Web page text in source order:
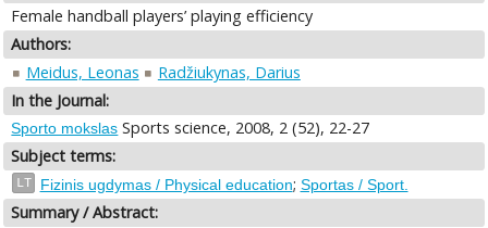
Female handball players’ playing efficiency
Authors:
Meidus, Leonas
Radžiukynas, Darius
In the Journal:
Sporto mokslas Sports science, 2008, 2 (52), 22-27
Subject terms:
LT Fizinis ugdymas / Physical education; Sportas / Sport.
Summary / Abstract: